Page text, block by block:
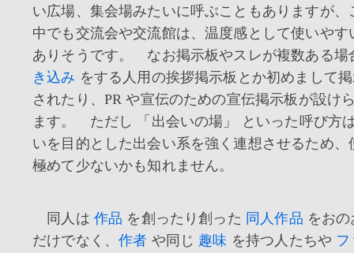
い広場、集会場みたいに呼ぶこともありますが、
中でも交流会や交流館は、温度感として使いやす
ありそうです。 なお掲示板やスレが複数ある
き込み をする人用の挨拶掲示板とか初めまして
されたり、PR や宣伝のための宣伝掲示板が設け
ます。 ただし 「出会いの場」 といった呼び方
いを目的とした出会い系を強く連想させるため、
極めて少ないかも知れません。
同人は 作品 を創ったり創った 同人作品 をお
だけでなく、作者 や同じ 趣味 を持つ人たちや